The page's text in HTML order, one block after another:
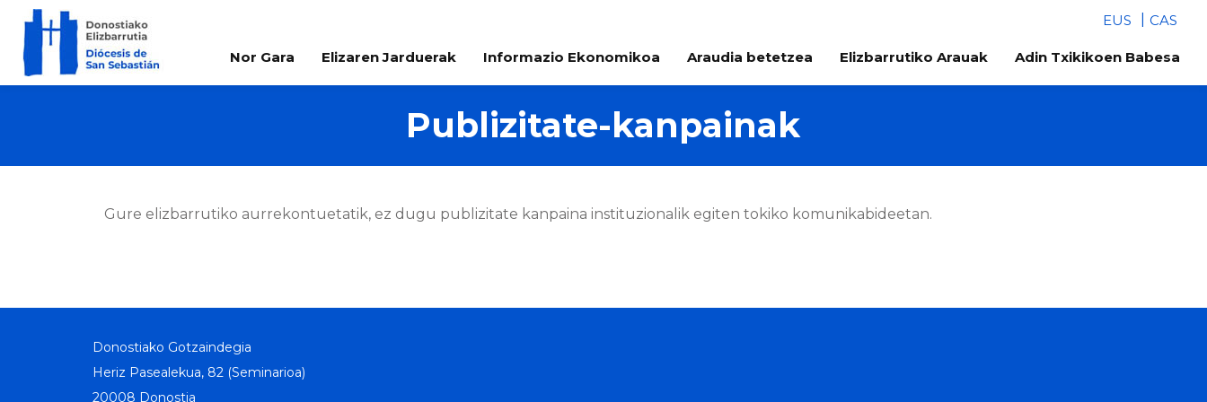
EUS CAS
Nor Gara Elizaren Jarduerak Informazio Ekonomikoa Araudia betetzea Elizbarrutiko Arauak Adin Txikikoen Babesa
Publizitate-kanpainak
Gure elizbarrutiko aurrekontuetatik, ez dugu publizitate kanpaina instituzionalik egiten tokiko komunikabideetan.
Donostiako Gotzaindegia
Heriz Pasealekua, 82 (Seminarioa)
20008 Donostia